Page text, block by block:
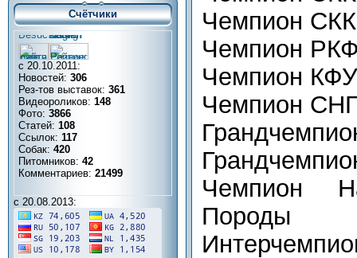
Счётчики
с 20.10.2011:
Новостей: 306
Рез-тов выставок: 361
Видеороликов: 148
Фото: 3866
Статей: 108
Ссылок: 117
Собак: 420
Питомников: 42
Комментариев: 21499
с 20.08.2013:
Чемпион
Чемпион
Чемпион КФУ
Чемпион
Чемпион
Породы